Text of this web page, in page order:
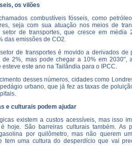
os vilões
combustíveis fósseis, como
seja com sua atuação nos meios de
setor de transportes, que cresce em
das emissões de CO2.
de transportes é movido a derivados de
de 2%, mas pode chegar a 10% em 2030",
este ano na Tailândia para o IPCC.
desses números, cidades como
urbano, que já fez as taxas de
e culturais podem ajudar
existem a custos acessíveis, mas isso
hoje. São barreiras culturais também. As
por quilômetro, mas não querem
tem uma cultura do desperdício que vai